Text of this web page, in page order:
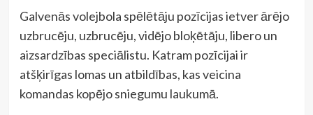
Galvenās volejbola spēlētāju pozīcijas ietver ārējo
uzbrucēju, uzbrucēju, vidējo bloķētāju, libero un
aizsardzības speciālistu. Katram pozīcijai ir
atšķirīgas lomas un atbildības, kas veicina
komandas kopējo sniegumu laukumā.